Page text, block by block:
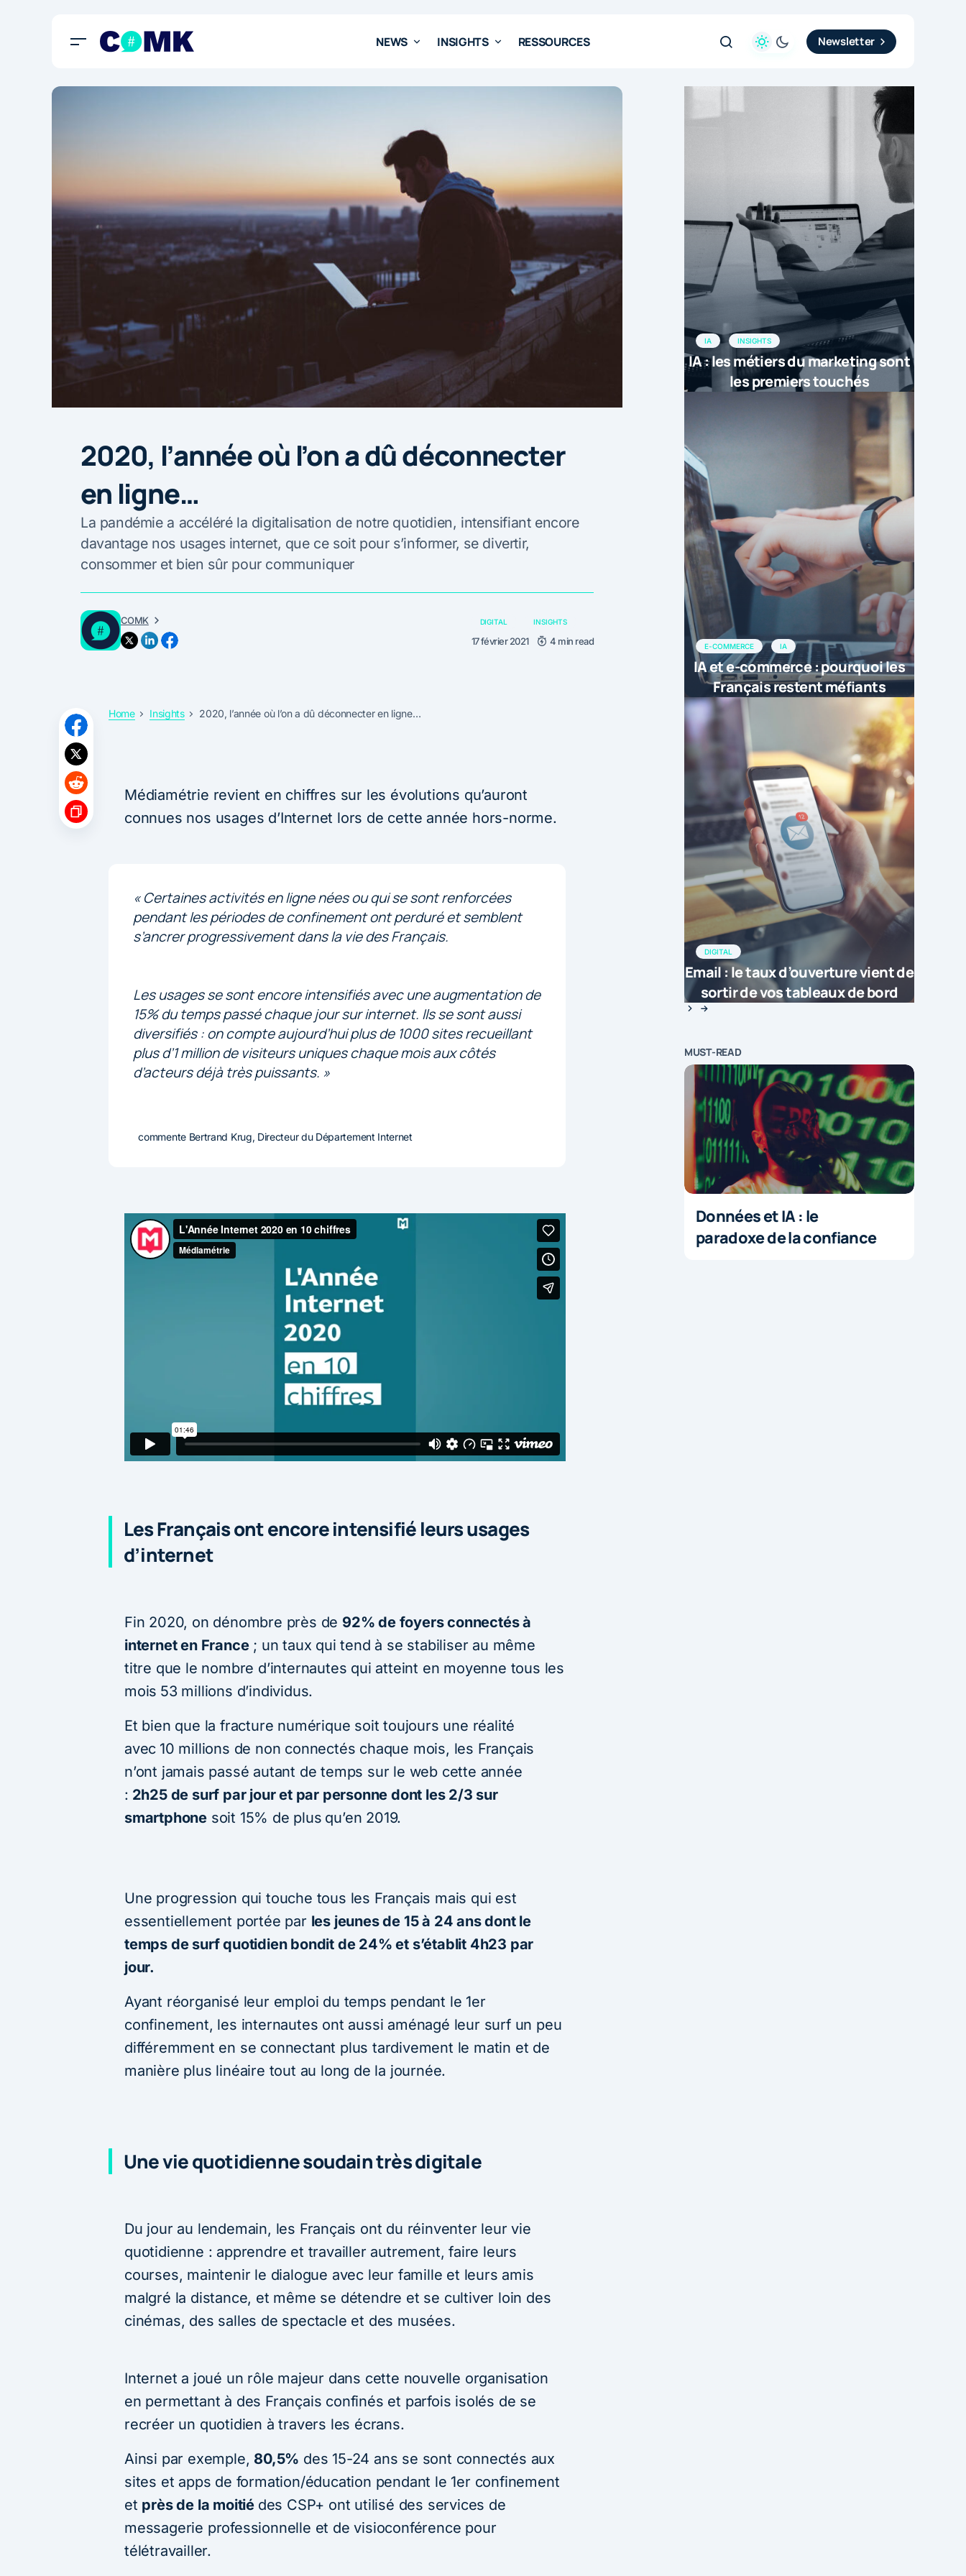
NEWS INSIGHTS RESSOURCES Newsletter
2020, l’année où l’on a dû déconnecter
en ligne…
La pandémie a accéléré la digitalisation de notre quotidien, intensifiant encore
davantage nos usages internet, que ce soit pour s’informer, se divertir,
consommer et bien sûr pour communiquer
COMK DIGITAL INSIGHTS
17 février 2021 4 min read
Home Insights 2020, l’année où l’on a dû déconnecter en ligne…
Médiamétrie revient en chiffres sur les évolutions qu’auront
connues nos usages d’Internet lors de cette année hors-norme.
« Certaines activités en ligne nées ou qui se sont renforcées
pendant les périodes de confinement ont perduré et semblent
s’ancrer progressivement dans la vie des Français.
Les usages se sont encore intensifiés avec une augmentation de
15% du temps passé chaque jour sur internet. Ils se sont aussi
diversifiés : on compte aujourd’hui plus de 1000 sites recueillant
plus d’1 million de visiteurs uniques chaque mois aux côtés
d’acteurs déjà très puissants. »
commente Bertrand Krug, Directeur du Département Internet
Les Français ont encore intensifié leurs usages
d’internet
Fin 2020, on dénombre près de 92% de foyers connectés à
internet en France; un taux qui tend à se stabiliser au même
titre que le nombre d’internautes qui atteint en moyenne tous les
mois 53 millions d’individus.
Et bien que la fracture numérique soit toujours une réalité
avec 10 millions de non connectés chaque mois, les Français
n’ont jamais passé autant de temps sur le web cette année
: 2h25 de surf par jour et par personne dont les 2/3 sur
smartphone soit 15% de plus qu’en 2019.
Une progression qui touche tous les Français mais qui est
essentiellement portée par les jeunes de 15 à 24 ans dont le
temps de surf quotidien bondit de 24% et s’établit 4h23 par
jour.
Ayant réorganisé leur emploi du temps pendant le 1er
confinement, les internautes ont aussi aménagé leur surf un peu
différemment en se connectant plus tardivement le matin et de
manière plus linéaire tout au long de la journée.
Une vie quotidienne soudain très digitale
Du jour au lendemain, les Français ont du réinventer leur vie
quotidienne : apprendre et travailler autrement, faire leurs
courses, maintenir le dialogue avec leur famille et leurs amis
malgré la distance, et même se détendre et se cultiver loin des
cinémas, des salles de spectacle et des musées.
Internet a joué un rôle majeur dans cette nouvelle organisation
en permettant à des Français confinés et parfois isolés de se
recréer un quotidien à travers les écrans.
Ainsi par exemple, 80,5% des 15-24 ans se sont connectés aux
sites et apps de formation/éducation pendant le 1er confinement
et près de la moitié des CSP+ ont utilisé des services de
messagerie professionnelle et de visioconférence pour
télétravailler.
IA INSIGHTS
IA : les métiers du marketing sont
les premiers touchés
E-COMMERCE IA
IA et e-commerce : pourquoi les
Français restent méfiants
DIGITAL
Email : le taux d’ouverture vient de
sortir de vos tableaux de bord
MUST-READ
Données et IA : le
paradoxe de la confiance